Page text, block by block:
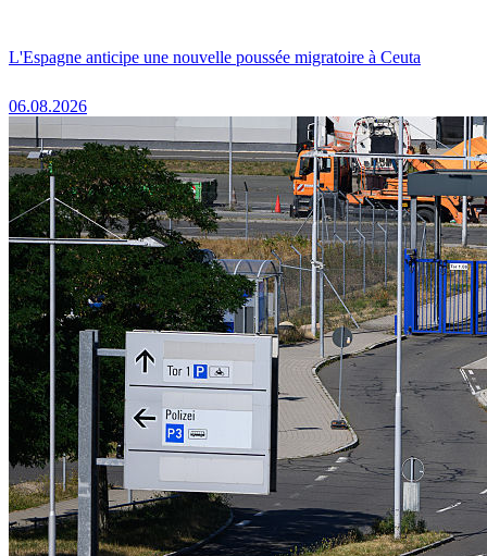
L'Espagne anticipe une nouvelle poussée migratoire à Ceuta
06.08.2026